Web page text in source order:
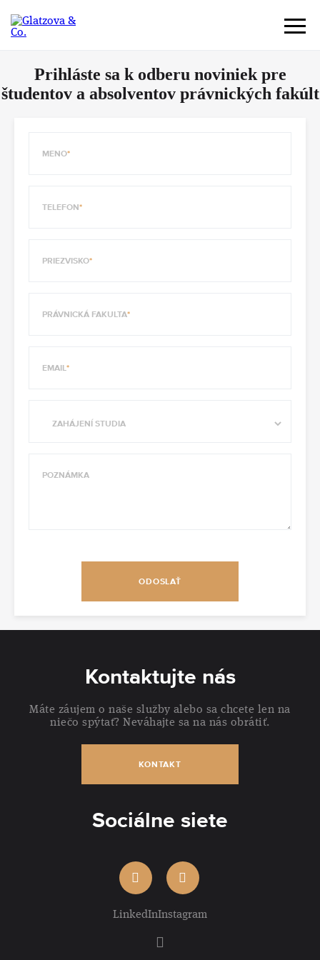
Prihláste sa k odberu noviniek pre
študentov a absolventov právnických fakúlt
MENO
TELEFON
PRIEZVISKO
PRÁVNICKÁ FAKULTA
EMAIL
POZNÁMKA
Kontaktujte nás
Máte záujem o naše služby alebo sa chcete len na
niečo spýtať? Neváhajte sa na nás obrátiť.
KONTAKT
Sociálne siete
LinkedInInstagram